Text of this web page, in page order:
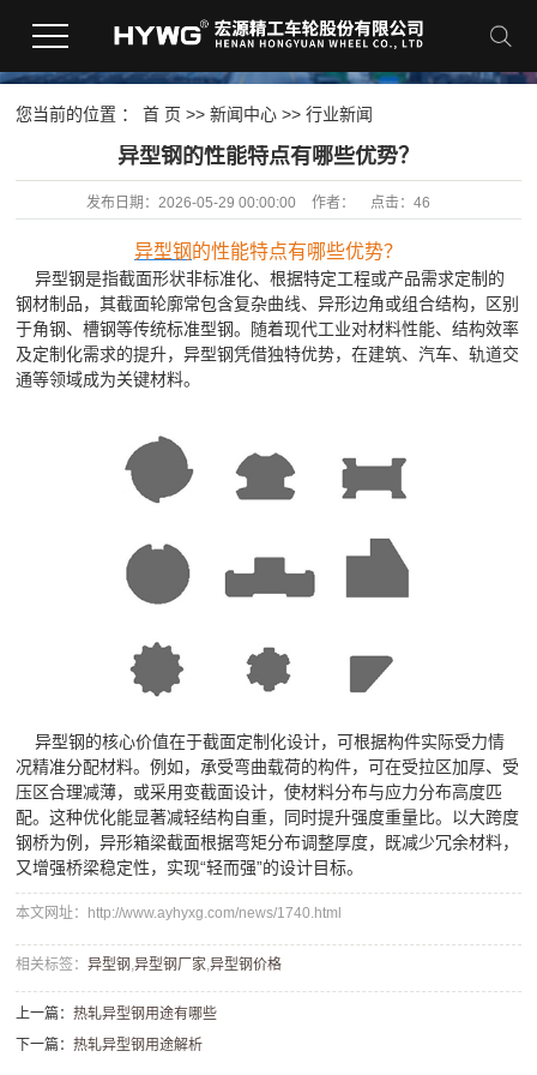
您当前的位置 ：首 页 >>新闻中心 >>行业新闻
​异型钢的性能特点有哪些优势？
发布日期： 2026-05-29 00:00:00 作者： 点击： 46
异型钢 的性能特点有哪些优势？
异型钢是指截面形状非标准化、根据特定工程或产品需求定制的
钢材制品，其截面轮廓常包含复杂曲线、异形边角或组合结构，区别
于角钢、槽钢等传统标准型钢。随着现代工业对材料性能、结构效率
及定制化需求的提升，异型钢凭借独特优势，在建筑、汽车、轨道交
通等领域成为关键材料。
异型钢的核心价值在于截面定制化设计，可根据构件实际受力情
况精准分配材料。例如，承受弯曲载荷的构件，可在受拉区加厚、受
压区合理减薄，或采用变截面设计，使材料分布与应力分布高度匹
配。这种优化能显著减轻结构自重，同时提升强度重量比。以大跨度
钢桥为例，异形箱梁截面根据弯矩分布调整厚度，既减少冗余材料，
又增强桥梁稳定性，实现“轻而强”的设计目标。
本文网址：http://www.ayhyxg.com/news/1740.html
相关标签：​异型钢 ,​异型钢厂家 ,​异型钢价格
上一篇：​热轧异型钢用途有哪些
下一篇：​热轧异型钢用途解析